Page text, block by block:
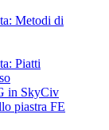
Metodi di
Piatti
in SkyCiv
piastra FE